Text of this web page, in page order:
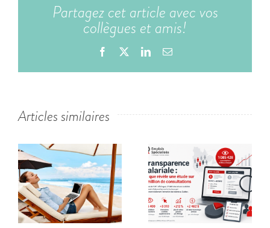
Partagez cet article avec vos
collègues et amis!
Facebook LinkedInEmail
Articles similaires